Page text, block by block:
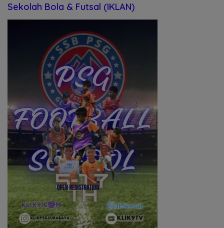
Sekolah Bola & Futsal (IKLAN)